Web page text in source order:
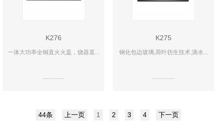
K276
一体大功率全铜直火火盖，烧器直...
K275
钢化包边玻璃,荷叶彷生技术,滴水...
44条 上一页 1 2 3 4 下一页